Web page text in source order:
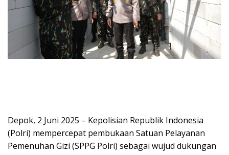
Depok, 2 Juni 2025 – Kepolisian Republik Indonesia
(Polri) mempercepat pembukaan Satuan Pelayanan
Pemenuhan Gizi (SPPG Polri) sebagai wujud dukungan